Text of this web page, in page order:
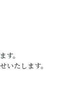
す。
いたします。